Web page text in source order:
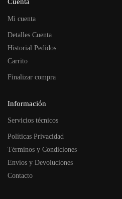
Mi cuenta
Detalles Cuenta
Historial Pedidos
Carrito
Finalizar compra
Información
Servicios técnicos
Políticas Privacidad
Términos y Condiciones
Envíos y Devoluciones
Contacto